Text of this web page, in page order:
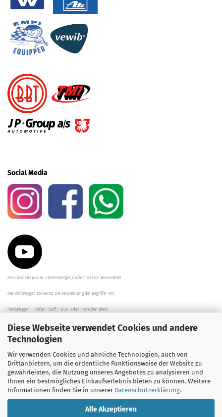
Diese Webseite verwendet Cookies und andere
Technologien
Wir verwenden Cookies und ähnliche Technologien, auch von
Drittanbietern, um die ordentliche Funktionsweise der Website zu
gewährleisten, die Nutzung unseres Angebotes zu analysieren und
Ihnen ein bestmögliches Einkaufserlebnis bieten zu können. Weitere
Informationen finden Sie in unserer Datenschutzerklärung.
Alle Akzeptieren
Social Media
Aircooledshop.com , Hintersberger Joachim ist kein Bestandteil
des Volkswagen Konzerns. Die Verwendung der Begriffe "VW",
"Volkswagen", "Käfer", "Golf", "Bus" oder "Porsche" dient
der Beschreibung der Teile und stellt in keinem Fall eine direkte
Verbindung zu dem Unternehmen "Volkswagen" her/da.
Die Beschreibungen, Zeichnungen und Angaben zur
Verwendung sind sorgfältig überprüft worden.